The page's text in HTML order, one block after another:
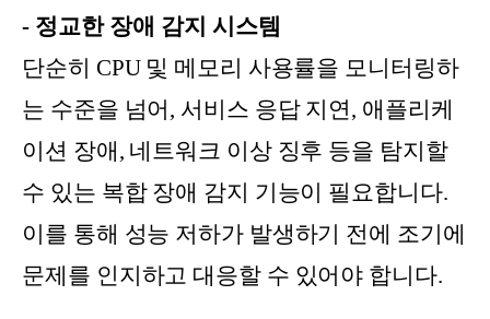
- 정교한 장애 감지 시스템
단순히 CPU 및 메모리 사용률을 모니터링하
는 수준을 넘어, 서비스 응답 지연, 애플리케
이션 장애, 네트워크 이상 징후 등을 탐지할
수 있는 복합 장애 감지 기능이 필요합니다.
이를 통해 성능 저하가 발생하기 전에 조기에
문제를 인지하고 대응할 수 있어야 합니다.